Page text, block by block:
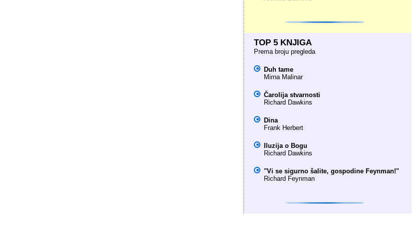
TOP 5 KNJIGA
Prema broju pregleda
Duh tame
Mirna Malinar
Čarolija stvarnosti
Richard Dawkins
Dina
Frank Herbert
Iluzija o Bogu
Richard Dawkins
"Vi se sigurno šalite, gospodine Feynman!"
Richard Feynman